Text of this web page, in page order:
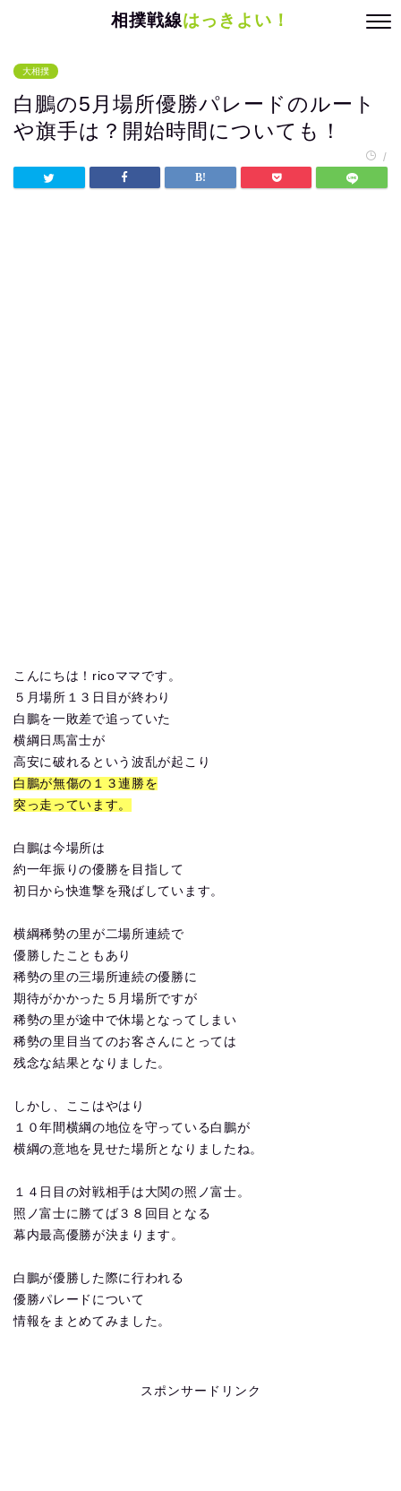
相撲戦線はっきよい！
大相撲
白鵬の5月場所優勝パレードのルート
や旗手は？開始時間についても！
/
こんにちは！ricoママです。
５月場所１３日目が終わり
白鵬を一敗差で追っていた
横綱日馬富士が
高安に破れるという波乱が起こり
白鵬が無傷の１３連勝を
突っ走っています。
白鵬は今場所は
約一年振りの優勝を目指して
初日から快進撃を飛ばしています。
横綱稀勢の里が二場所連続で
優勝したこともあり
稀勢の里の三場所連続の優勝に
期待がかかった５月場所ですが
稀勢の里が途中で休場となってしまい
稀勢の里目当てのお客さんにとっては
残念な結果となりました。
しかし、ここはやはり
１０年間横綱の地位を守っている白鵬が
横綱の意地を見せた場所となりましたね。
１４日目の対戦相手は大関の照ノ富士。
照ノ富士に勝てば３８回目となる
幕内最高優勝が決まります。
白鵬が優勝した際に行われる
優勝パレードについて
情報をまとめてみました。
スポンサードリンク